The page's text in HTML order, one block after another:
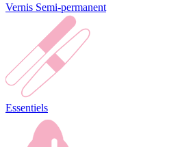
Vernis Semi-permanent
Essentiels